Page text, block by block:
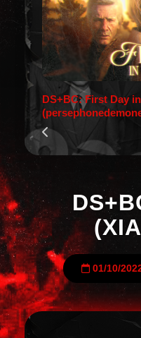
DS+BC: First Day
01/10/